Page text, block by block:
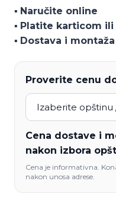
▪️ Naručite online
▪️ Platite karticom ili
▪️ Dostava i
Proverite cenu
Cena dostave i
nakon izbora
Cena je informativna.
nakon unosa adrese.